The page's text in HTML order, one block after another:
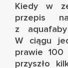
Kiedy w
przepis
z aquafaby
W ciągu
prawie
przyszło